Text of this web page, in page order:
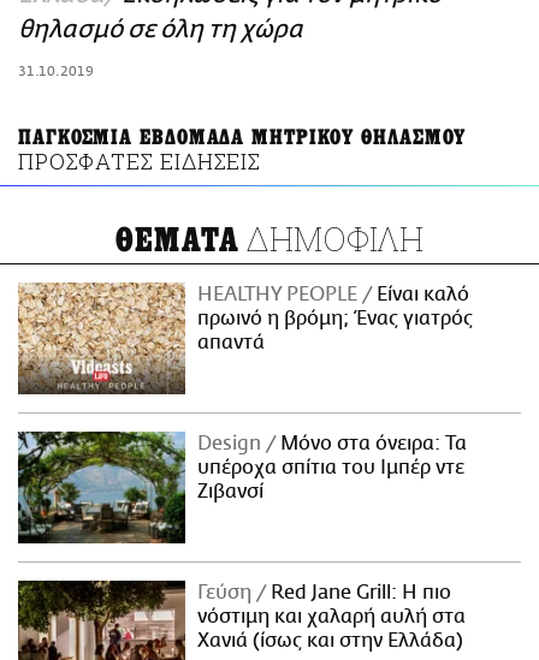
ΑΜΠΑ
PRINT
θηλασμό σε όλη τη χώρα
31.10.2019
ΠΑΓΚΟΣΜΙΑ ΕΒΔΟΜΑΔΑ ΜΗΤΡΙΚΟΥ ΘΗΛΑΣΜΟΥ
ΠΡΟΣΦΑΤΕΣ ΕΙΔΗΣΕΙΣ
ΘΕΜΑΤΑ ΔΗΜΟΦΙΛΗ
HEALTHY PEOPLE
Είναι καλό
πρωινό η βρόμη; Ένας γιατρός
απαντά
Design
Μόνο στα όνειρα: Τα
υπέροχα σπίτια του Ιμπέρ ντε
Ζιβανσί
Γεύση
Red Jane Grill: Η πιο
νόστιμη και χαλαρή αυλή στα
Χανιά (ίσως και στην Ελλάδα)